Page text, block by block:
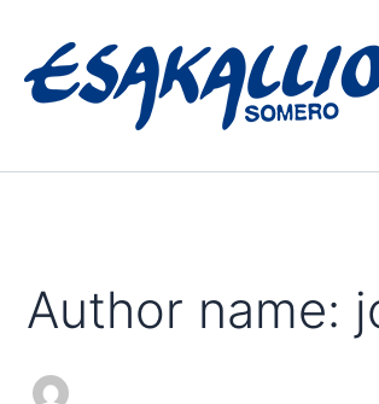
sisältöön
Author name: